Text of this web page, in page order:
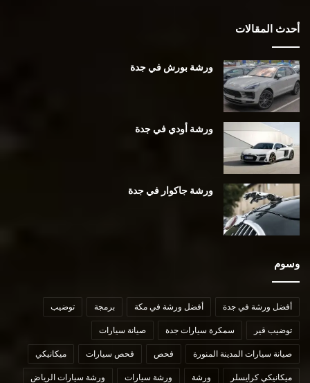
أحدث المقالات
ورشة بورش في جدة
ورشة أودي في جدة
ورشة جاكوار في جدة
وسوم
أفضل ورشة في جدة أفضل ورشة في مكة برمجة توضيب
توضيب قير سمكرة سيارات جدة صيانة سيارات
صيانة سيارات المدينة المنورة فحص فحص سيارات ميكانيكي
ميكانيكي كرايسلر ورشة ورشة سيارات ورشة سيارات الرياض